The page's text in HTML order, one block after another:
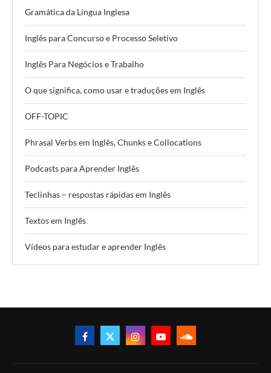
Gramática da Língua Inglesa
Inglês para Concurso e Processo Seletivo
Inglês Para Negócios e Trabalho
O que significa, como usar e traduções em Inglês
OFF-TOPIC
Phrasal Verbs em Inglês, Chunks e Collocations
Podcasts para Aprender Inglês
Teclinhas – respostas rápidas em Inglês
Textos em Inglês
Vídeos para estudar e aprender Inglês